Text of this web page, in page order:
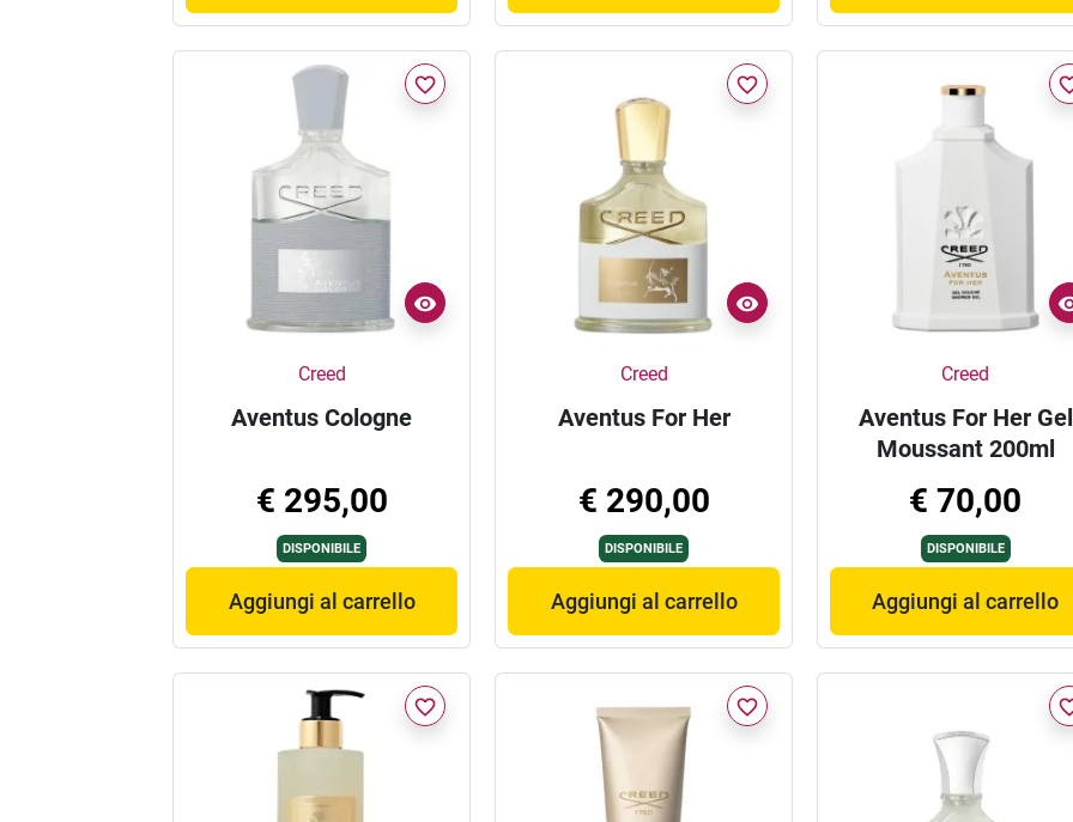
favorite_border
Creed
Aventus Cologne
€ 295,00
DISPONIBILE
Aggiungi al carrello
favorite_border
Creed
Aventus For Her
€ 290,00
DISPONIBILE
Aggiungi al carrello
Creed
Aventus For Her Gel
Moussant 200ml
€ 70,00
DISPONIBILE
Aggiungi al carrello
favorite_border favorite_border